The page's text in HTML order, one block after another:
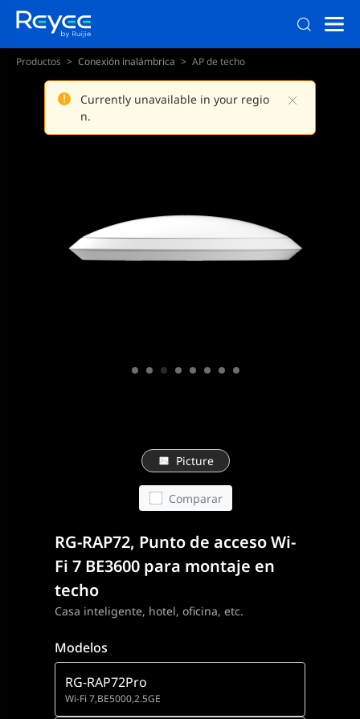
Currently unavailable in your regio
n.
Productos Conexión inalámbrica AP de techo
Picture
Comparar
RG-RAP72, Punto de acceso Wi-
Fi 7 BE3600 para montaje en
techo
Casa inteligente, hotel, oficina, etc.
Modelos
RG-RAP72Pro
Wi-Fi 7,BE5000,2.5GE